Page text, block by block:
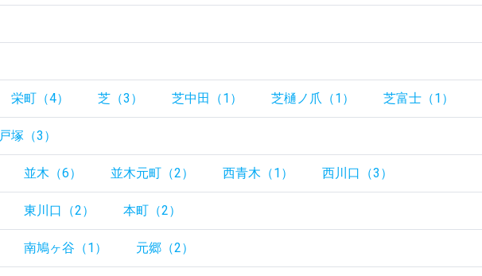
栄町（4） 芝（3） 芝中田（1） 芝樋ノ爪（1） 芝富士（1）
戸塚（3）
並木（6） 並木元町（2） 西青木（1） 西川口（3）
東川口（2） 本町（2）
南鳩ヶ谷（1） 元郷（2）